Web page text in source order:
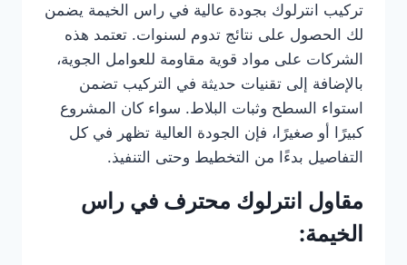
تركيب انترلوك بجودة عالية في راس الخيمة يضمن
لك الحصول على نتائج تدوم لسنوات. تعتمد هذه
الشركات على مواد قوية مقاومة للعوامل الجوية،
بالإضافة إلى تقنيات حديثة في التركيب تضمن
استواء السطح وثبات البلاط. سواء كان المشروع
كبيرًا أو صغيرًا، فإن الجودة العالية تظهر في كل
التفاصيل بدءًا من التخطيط وحتى التنفيذ.
مقاول انترلوك محترف في راس
الخيمة: